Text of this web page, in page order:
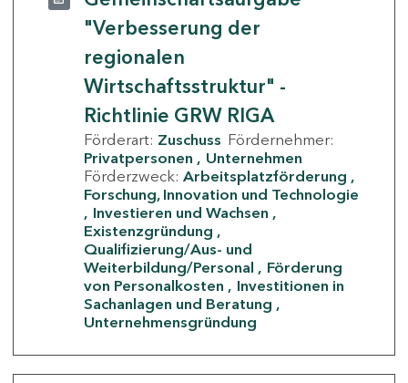
"Verbesserung der
regionalen
Wirtschaftsstruktur" -
Richtlinie GRW RIGA
Förderart: Zuschuss Fördernehmer:
Privatpersonen
Unternehmen
Förderzweck: Arbeitsplatzförderung
Forschung, Innovation und Technologie
Investieren und Wachsen
Existenzgründung
Qualifizierung/Aus- und
Weiterbildung/Personal
Förderung
von Personalkosten
Investitionen in
Sachanlagen und Beratung
Unternehmensgründung